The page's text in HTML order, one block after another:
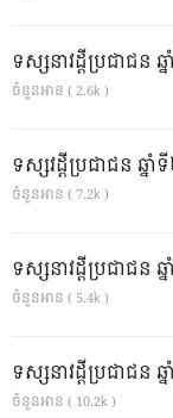
ទស្សនាវដ្ដីប្រជាជន
ចំនួនអាន ( 2.6k )
ទស្សវដ្តីប្រជាជន ឆ្
ចំនួនអាន ( 7.2k )
ទស្សនាវដ្ដីប្រជាជន
ចំនួនអាន ( 5.4k )
ទស្សនាវដ្ដីប្រជាជន
ចំនួនអាន ( 10.2k )